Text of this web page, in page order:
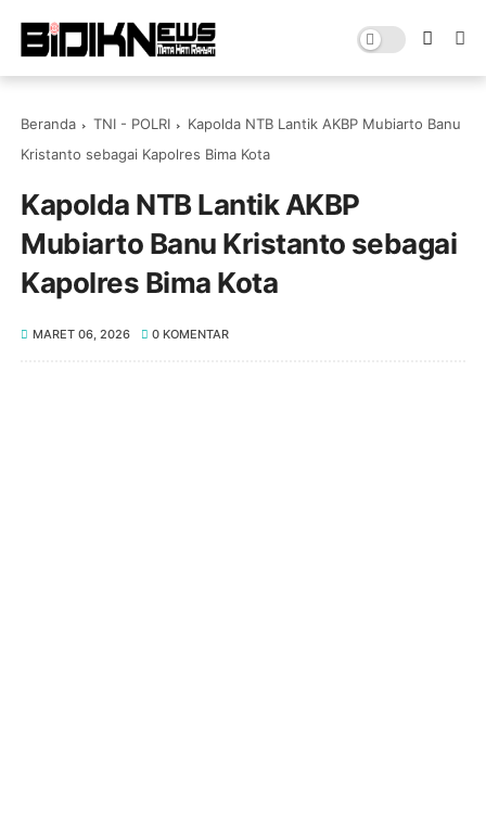
Beranda TNI - POLRI
‎Kapolda NTB Lantik AKBP Mubiarto Banu
Kristanto sebagai Kapolres Bima Kota ‎
‎Kapolda NTB Lantik AKBP
Mubiarto Banu Kristanto sebagai
Kapolres Bima Kota ‎
MARET 06, 2026 0 KOMENTAR